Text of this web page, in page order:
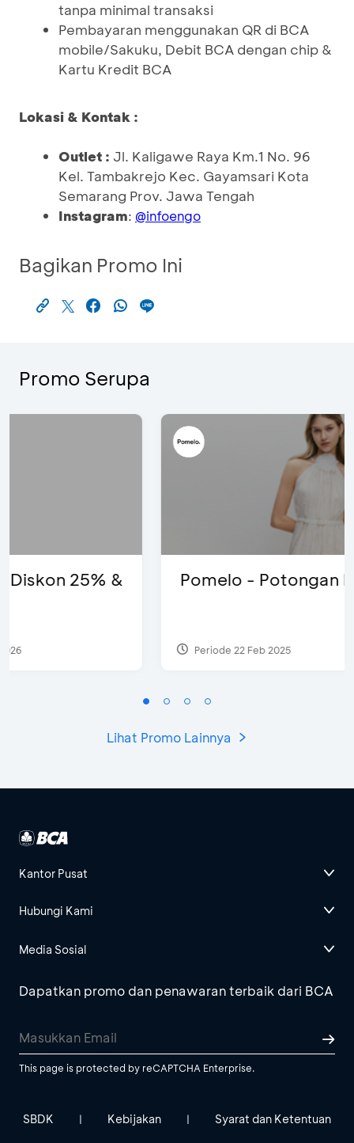
tanpa minimal transaksi
Pembayaran menggunakan QR di BCA
mobile/Sakuku, Debit BCA dengan chip &
Kartu Kredit BCA
Lokasi & Kontak :
Outlet : Jl. Kaligawe Raya Km.1 No. 96
Kel. Tambakrejo Kec. Gayamsari Kota
Semarang Prov. Jawa Tengah
Instagram: @infoengo
Bagikan Promo Ini
Promo Serupa
Pomelo - Potongan Rp100 Ribu
Lihat Promo Lainnya
Kantor Pusat
Hubungi Kami
Media Sosial
Dapatkan promo dan penawaran terbaik dari BCA
This page is protected by reCAPTCHA Enterprise.
SBDK | Kebijakan | Syarat dan Ketentuan